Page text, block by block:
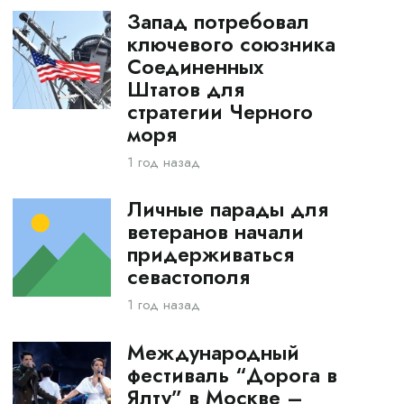
Запад потребовал
ключевого союзника
Соединенных
Штатов для
стратегии Черного
моря
1 год назад
Личные парады для
ветеранов начали
придерживаться
севастополя
1 год назад
Международный
фестиваль “Дорога в
Ялту” в Москве –